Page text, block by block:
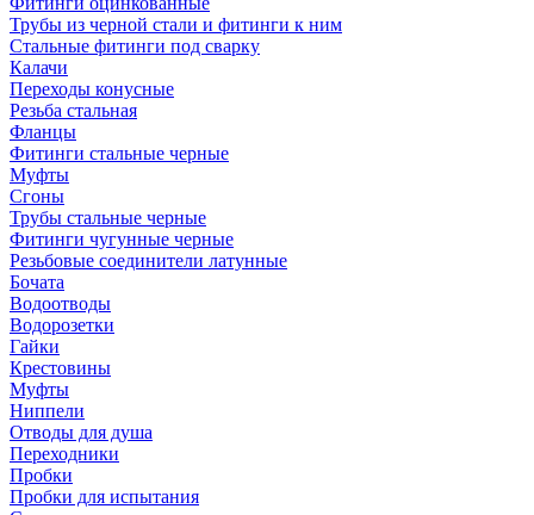
Трубы из черной стали и фитинги к ним
Стальные фитинги под сварку
Калачи
Переходы конусные
Резьба стальная
Фланцы
Фитинги стальные черные
Муфты
Сгоны
Трубы стальные черные
Фитинги чугунные черные
Резьбовые соединители латунные
Бочата
Водоотводы
Водорозетки
Гайки
Крестовины
Муфты
Ниппели
Отводы для душа
Переходники
Пробки
Пробки для испытания